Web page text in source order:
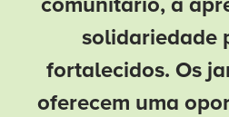
solidariedade
fortalecidos. Os
oferecem uma